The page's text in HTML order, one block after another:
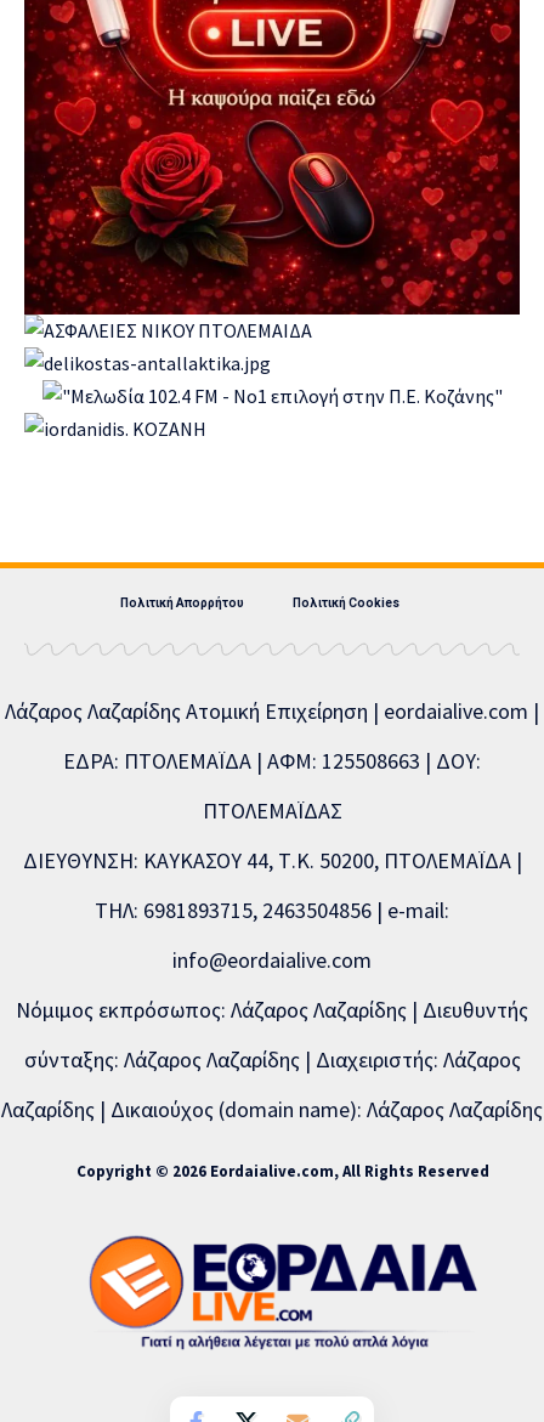
Πολιτική Απορρήτου Πολιτική Cookies
Λάζαρος Λαζαρίδης Ατομική Επιχείρηση | eordaialive.com |
ΕΔΡΑ: ΠΤΟΛΕΜΑΪΔΑ | ΑΦΜ: 125508663 | ΔΟΥ:
ΠΤΟΛΕΜΑΪΔΑΣ
ΔΙΕΥΘΥΝΣΗ: ΚΑΥΚΑΣΟΥ 44, Τ.Κ. 50200, ΠΤΟΛΕΜΑΪΔΑ |
ΤΗΛ: 6981893715, 2463504856 | e-mail:
info@eordaialive.com
Νόμιμος εκπρόσωπος: Λάζαρος Λαζαρίδης | Διευθυντής
σύνταξης: Λάζαρος Λαζαρίδης | Διαχειριστής: Λάζαρος
Λαζαρίδης | Δικαιούχος (domain name): Λάζαρος Λαζαρίδης
Copyright © 2026 Eordaialive.com, All Rights Reserved